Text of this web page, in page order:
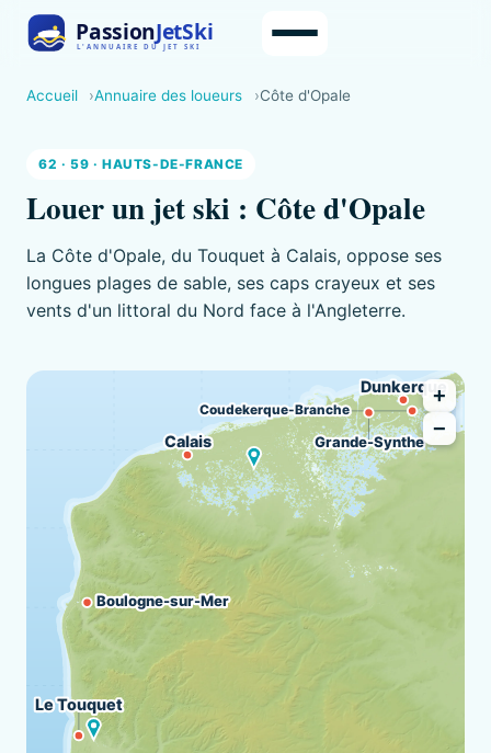
Accueil Annuaire des loueurs Côte d'Opale
62 · 59 · HAUTS-DE-FRANCE
Louer un jet ski : Côte d'Opale
La Côte d'Opale, du Touquet à Calais, oppose ses
longues plages de sable, ses caps crayeux et ses
vents d'un littoral du Nord face à l'Angleterre.
+
−
Dunkerque
Coudekerque-Branche
Grande-Synthe
Calais
Boulogne-sur-Mer
Le Touquet